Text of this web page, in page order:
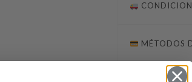
Todos nuestros
Península:
real. Gratis a
MÉTODOS